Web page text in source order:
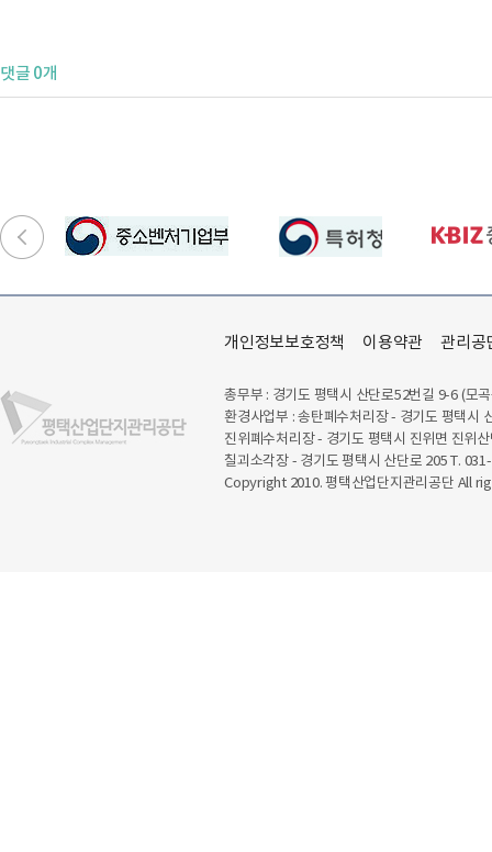
댓글 0개
개인정보보호정책 이용약관 관리공
총무부 : 경기도 평택시 산단로52번길 9-6 (모
환경사업부 : 송탄폐수처리장 - 경기도 평택시
진위폐수처리장 - 경기도 평택시 진위면 진위
칠괴소각장 - 경기도 평택시 산단로 205 T.
Copyright 2010. 평택산업단지관리공단 All